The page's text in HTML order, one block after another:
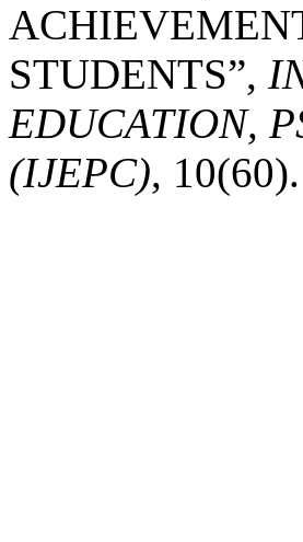
STUDENTS”,
EDUCATION,
(IJEPC),